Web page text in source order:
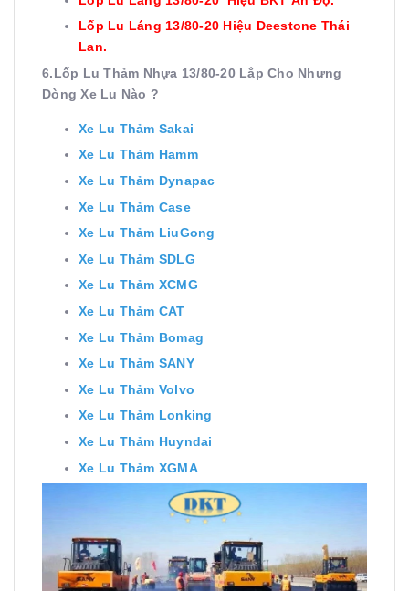
Lốp Lu Láng 13/80-20 Hiệu Deestone Thái
Lan.
6.Lốp Lu Thảm Nhựa 13/80-20 Lắp Cho Nhưng
Dòng Xe Lu Nào ?
Xe Lu Thảm Sakai
Xe Lu Thảm Hamm
Xe Lu Thảm Dynapac
Xe Lu Thảm Case
Xe Lu Thảm LiuGong
Xe Lu Thảm SDLG
Xe Lu Thảm XCMG
Xe Lu Thảm CAT
Xe Lu Thảm Bomag
Xe Lu Thảm SANY
Xe Lu Thảm Volvo
Xe Lu Thảm Lonking
Xe Lu Thảm Huyndai
Xe Lu Thảm XGMA